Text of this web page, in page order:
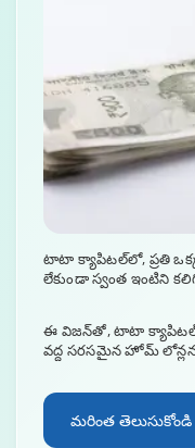
టాటా క్యాపిటల్‌లో, ప్రతి ఒక్క
లేకుండా స్వంత ఇంటిని
ఈ విజన్‌తో, టాటా క్యాపిటల్
వద్ద సరసమైన హోమ్
మరింత తెలుసుకోండి